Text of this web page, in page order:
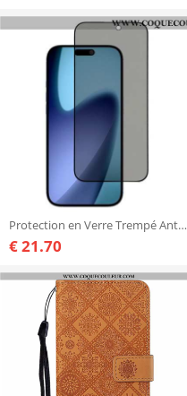
Protection en Verre Trempé Anti-Espion pour Écran iPhone 17 Pro Max
€ 21.70